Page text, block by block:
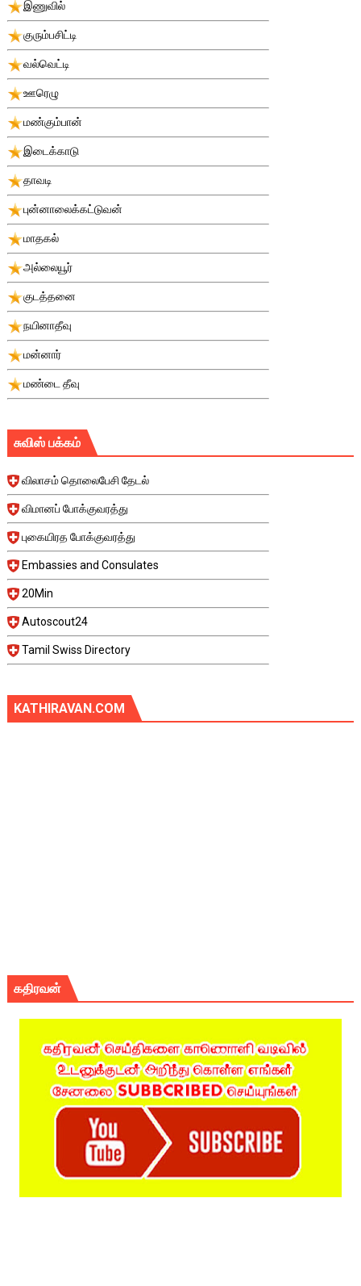
இணுவில்
குரும்பசிட்டி
வல்வெட்டி
ஊரெழு
மண்கும்பான்
இடைக்காடு
தாவடி
புன்னாலைக்கட்டுவன்
மாதகல்
அல்லையூர்
குடத்தனை
நயினாதீவு
மன்னார்
மண்டை தீவு
சுவிஸ் பக்கம்
விலாசம் தொலைபேசி தேடல்
விமானப் போக்குவரத்து
புகையிரத போக்குவரத்து
Embassies and Consulates
20Min
Autoscout24
Tamil Swiss Directory
KATHIRAVAN.COM
கதிரவன்